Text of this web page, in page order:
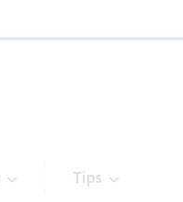
Tips